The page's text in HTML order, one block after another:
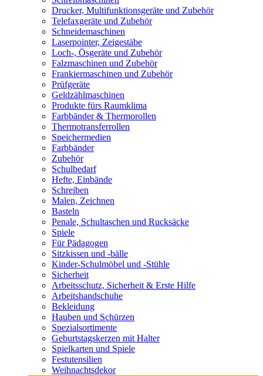
Drucker, Multifunktionsgeräte und Zubehör
Telefaxgeräte und Zubehör
Schneidemaschinen
Laserpointer, Zeigestäbe
Loch-, Ösgeräte und Zubehör
Falzmaschinen und Zubehör
Frankiermaschinen und Zubehör
Prüfgeräte
Geldzählmaschinen
Produkte fürs Raumklima
Farbbänder & Thermorollen
Thermotransferrollen
Speichermedien
Farbbänder
Zubehör
Schulbedarf
Hefte, Einbände
Schreiben
Malen, Zeichnen
Basteln
Penale, Schultaschen und Rucksäcke
Spiele
Für Pädagogen
Sitzkissen und -bälle
Kinder-Schulmöbel und -Stühle
Sicherheit
Arbeitsschutz, Sicherheit & Erste Hilfe
Arbeitshandschuhe
Bekleidung
Hauben und Schürzen
Spezialsortimente
Geburtstagskerzen mit Halter
Spielkarten und Spiele
Festutensilien
Weihnachtsdekor